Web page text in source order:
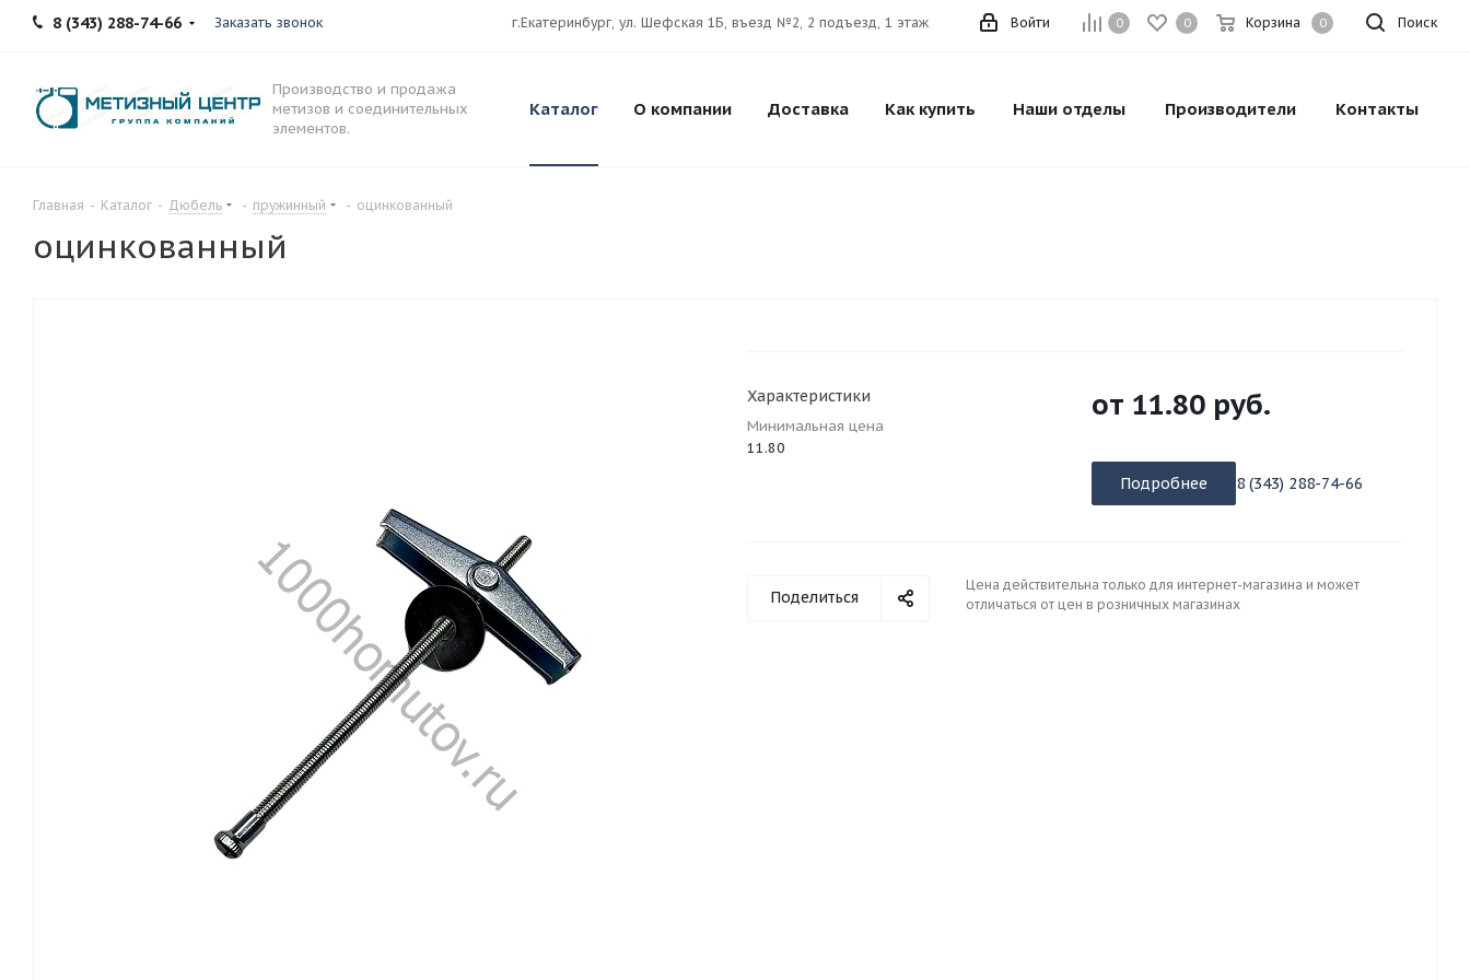
8 (343) 288-74-66 Заказать звонок г.Екатеринбург, ул. Шефская 1Б, въезд №2, 2 подъезд, 1 этаж Поиск
0 0 Корзина 0
Войти
Производство и продажа
метизов и соединительных
элементов.
Каталог О компании Доставка Как купить Наши отделы Производители Контакты
Главная - Каталог - Дюбель - пружинный - оцинкованный
оцинкованный
Характеристики
Минимальная цена
11.80
от 11.80 руб.
Подробнее 8 (343) 288-74-66
Поделиться
Цена действительна только для интернет-магазина и может
отличаться от цен в розничных магазинах